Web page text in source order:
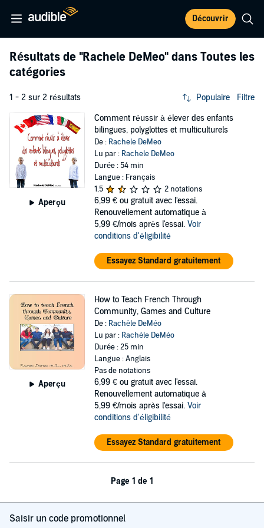
Découvrir
Résultats de "Rachele DeMeo" dans Toutes les
catégories
1 - 2 sur 2 résultats Populaire Filtre
Aperçu
Comment réussir à élever des enfants
bilingues, polyglottes et multiculturels
De : Rachele DeMeo
Lu par : Rachele DeMeo
Durée : 54 min
Langue : Français
1,5
2 notations
6,99 € ou gratuit avec l'essai.
Renouvellement automatique à
5,99 €/mois après l'essai. Voir
conditions d'éligibilité
Essayez Standard gratuitement
Aperçu
How to Teach French Through
Community, Games and Culture
De : Rachèle DeMéo
Lu par : Rachèle DeMéo
Durée : 25 min
Langue : Anglais
Pas de notations
6,99 € ou gratuit avec l'essai.
Renouvellement automatique à
5,99 €/mois après l'essai. Voir
conditions d'éligibilité
Essayez Standard gratuitement
Page 1 de 1
Saisir un code promotionnel